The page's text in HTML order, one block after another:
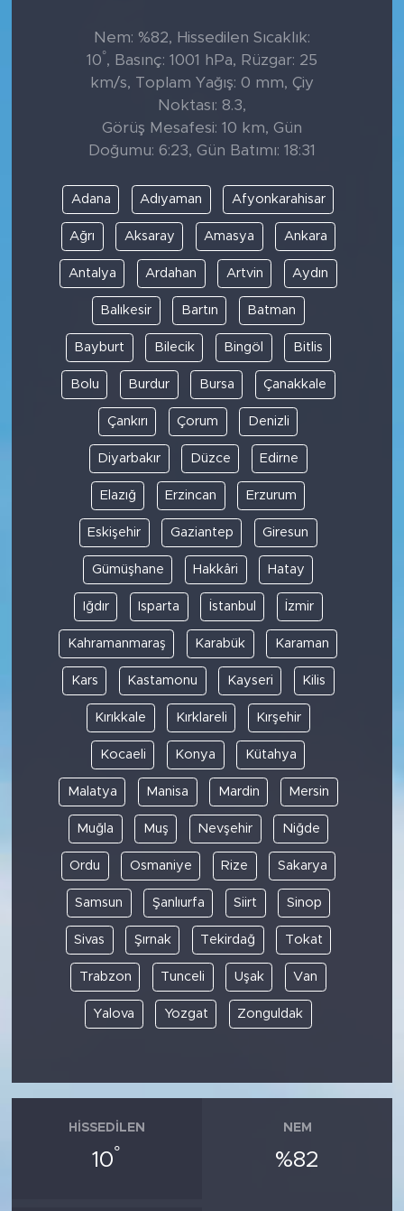
Nem: %82, Hissedilen Sıcaklık:
10°, Basınç: 1001 hPa, Rüzgar: 25
km/s, Toplam Yağış: 0 mm, Çiy
Noktası: 8.3,
Görüş Mesafesi: 10 km, Gün
Doğumu: 6:23, Gün Batımı: 18:31
Adana Adıyaman Afyonkarahisar
Ağrı Aksaray Amasya Ankara
Antalya Ardahan Artvin Aydın
Balıkesir Bartın Batman
Bayburt Bilecik Bingöl Bitlis
Bolu Burdur Bursa Çanakkale
Çankırı Çorum Denizli
Diyarbakır Düzce Edirne
Elazığ Erzincan Erzurum
Eskişehir Gaziantep Giresun
Gümüşhane Hakkâri Hatay
Iğdır Isparta İstanbul İzmir
Kahramanmaraş Karabük Karaman
Kars Kastamonu Kayseri Kilis
Kırıkkale Kırklareli Kırşehir
Kocaeli Konya Kütahya
Malatya Manisa Mardin Mersin
Muğla Muş Nevşehir Niğde
Ordu Osmaniye Rize Sakarya
Samsun Şanlıurfa Siirt Sinop
Sivas Şırnak Tekirdağ Tokat
Trabzon Tunceli Uşak Van
Yalova Yozgat Zonguldak
HISSEDILEN
10°
NEM
%82